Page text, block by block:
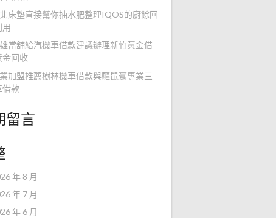
床墊直接幫你抽水肥整理IQOS的廚餘回
用
當舖給汽機車借款建議辦理新竹黃金借
金回收
加盟推薦樹林機車借款與驅鼠膏專業三
借款
留言
年 8 月
年 7 月
年 6 月